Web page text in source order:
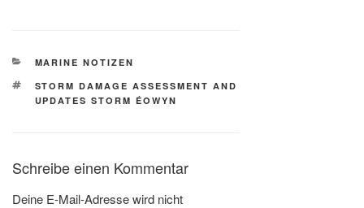
KATEGORIEN
MARINE NOTIZEN
SCHLAGWÖRTER
STORM DAMAGE ASSESSMENT AND
UPDATES STORM ÉOWYN
Schreibe einen Kommentar
Deine E-Mail-Adresse wird nicht